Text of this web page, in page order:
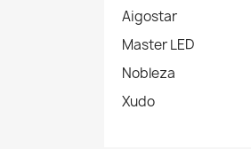
Aigostar
Master LED
Nobleza
Xudo